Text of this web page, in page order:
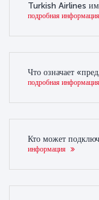
Turkish Airlines
подробная информация
Что означает
подробная информация
Кто может
информация